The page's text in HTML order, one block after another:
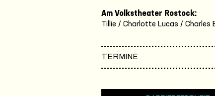
Am Volkstheater Rostock:
Tillie / Charlotte Lucas / Charles
TERMINE